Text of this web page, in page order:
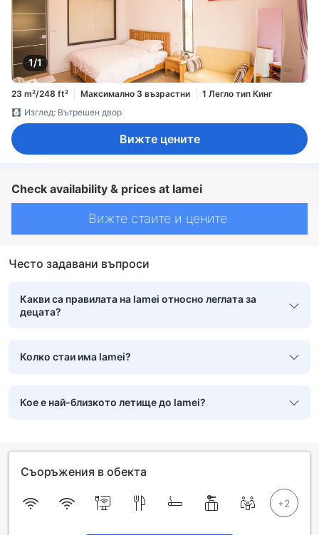
1/1
23 m²/248 ft² Максимално 3 възрастни
1 Легло тип Кинг
Изглед: Вътрешен двор
Вижте цените
Check availability & prices at lamei
Вижте стаите и цените
Често задавани въпроси
Какви са правилата на lamei относно леглата за
децата?
Колко стаи има lamei?
Кое е най-близкото летище до lamei?
Съоръжения в обекта